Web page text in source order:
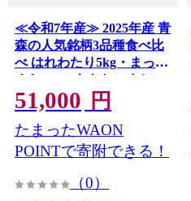
≪令和7年産≫ 2025年産 青
森の人気銘柄3品種食べ比
べ はれわたり5kg・まっし
ぐら5kg・あきたこまち
10kg (精米) 合計20kg 【長
幸】 白米 米 お米 おこめ
コメ 精米 ご飯 ごはん 特A
小分け 青森県 中泊町 おす
51,000 円
たまったWAON
POINTで寄附できる！
（0）